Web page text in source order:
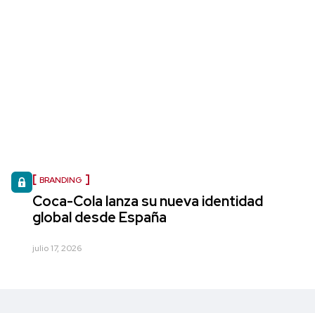
BRANDING
Coca-Cola lanza su nueva identidad
global desde España
julio 17, 2026